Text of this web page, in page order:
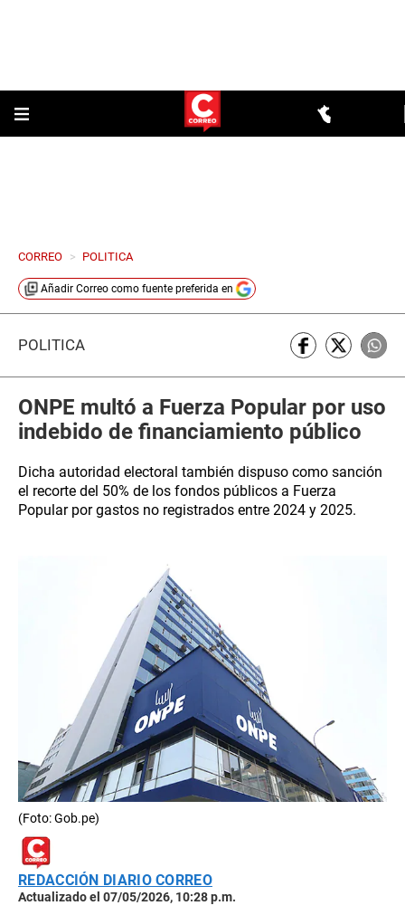
CORREO > POLITICA
Añadir Correo como fuente preferida en
POLÍTICA
ONPE multó a Fuerza Popular por uso
indebido de financiamiento público
Dicha autoridad electoral también dispuso como sanción
el recorte del 50% de los fondos públicos a Fuerza
Popular por gastos no registrados entre 2024 y 2025.
(Foto: Gob.pe)
REDACCIÓN DIARIO CORREO
Actualizado el 07/05/2026, 10:28 p.m.